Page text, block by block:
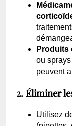
Produits
ou
peuvent
2. Éliminer
Utilisez